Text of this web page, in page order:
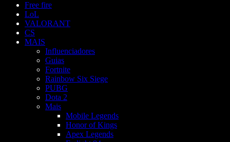
Free fire
LoL
VALORANT
CS
MAIS
Influenciadores
Guias
Fortnite
Rainbow Six Siege
PUBG
Dota 2
Mais
Mobile Legends
Honor of Kings
Apex Legends